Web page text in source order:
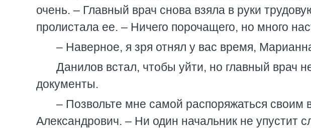
очень. – Главный врач снова взяла в руки
пролистала ее. – Ничего порочащего, но много
– Наверное, я зря отнял у вас время,
Данилов встал, чтобы уйти, но главный врач
документы.
– Позвольте мне самой распоряжаться
Александрович. – Ни один начальник не упустит